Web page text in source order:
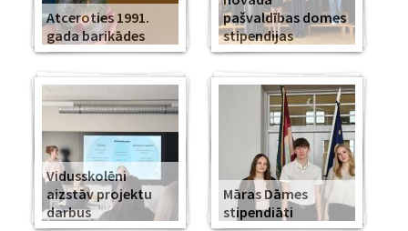
Atceroties 1991.
gada barikādes
pašvaldības domes
stipendijas
Vidusskolēni
aizstāv projektu
darbus
Māras Dāmes
stipendiāti